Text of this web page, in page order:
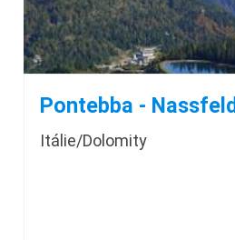
Pontebba - Nassfeld
Itálie/Dolomity